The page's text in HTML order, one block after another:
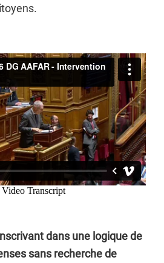
dans une logique de
sans recherche de